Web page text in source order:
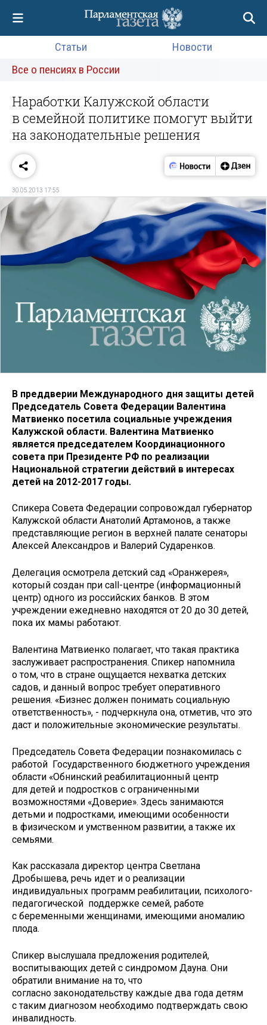
Статьи
Новости
Все о пенсиях в России
Наработки Калужской области
в семейной политике помогут выйти
на законодательные решения
30.05.2013 17:55
В преддверии Международного дня защиты детей
Председатель Совета Федерации Валентина
Матвиенко посетила социальные учреждения
Калужской области. Валентина Матвиенко
является председателем Координационного
совета при Президенте РФ по реализации
Национальной стратегии действий в интересах
детей на 2012-2017 годы.
Спикера Совета Федерации сопровождал губернатор
Калужской области Анатолий Артамонов, а также
представляющие регион в верхней палате сенаторы
Алексей Александров и Валерий Сударенков.
Делегация осмотрела детский сад «Оранжерея»,
который создан при call-центре (информационный
центр) одного из российских банков. В этом
учреждении ежедневно находятся от 20 до 30 детей,
пока их мамы работают.
Валентина Матвиенко полагает, что такая практика
заслуживает распространения. Спикер напомнила
о том, что в стране ощущается нехватка детских
садов, и данный вопрос требует оперативного
решения. «Бизнес должен понимать социальную
ответственность», - подчеркнула она, отметив, что это
даст и положительные экономические результаты.
Председатель Совета Федерации познакомилась с
работой Государственного бюджетного учреждения
области «Обнинский реабилитационный центр
для детей и подростков с ограниченными
возможностями «Доверие». Здесь занимаются
детьми и подростками, имеющими особенности
в физическом и умственном развитии, а также их
семьями.
Как рассказала директор центра Светлана
Дробышева, речь идет и о реализации
индивидуальных программ реабилитации, психолого-
педагогической поддержке семей, работе
с беременными женщинами, имеющими аномалию
плода.
Спикер выслушала предложения родителей,
воспитывающих детей с синдромом Дауна. Они
обратили внимание на то, что
согласно законодательству каждые два года детям
с таким диагнозом необходимо подтверждать свою
инвалидность.